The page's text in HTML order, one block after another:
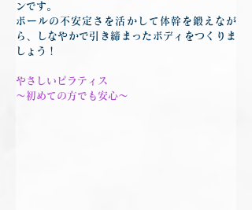
ンです。
ボールの不安定さを活かして体幹を鍛えなが
ら、しなやかで引き締まったボディをつくりま
しょう！
やさしいピラティス
～初めての方でも安心～